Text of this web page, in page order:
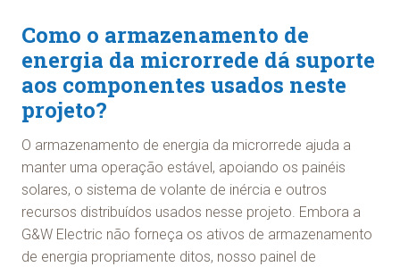
Como o armazenamento de
energia da microrrede dá suporte
aos componentes usados neste
projeto?
O armazenamento de energia da microrrede ajuda a
manter uma operação estável, apoiando os painéis
solares, o sistema de volante de inércia e outros
recursos distribuídos usados nesse projeto. Embora a
G&W Electric não forneça os ativos de armazenamento
de energia propriamente ditos, nosso painel de